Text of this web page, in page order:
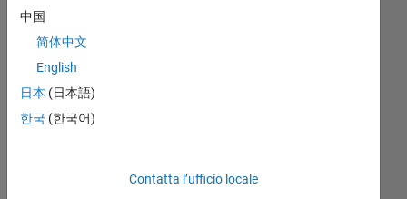
Thankful Level 2
15 Feb 2022
中国
简体中文
English
日本 (日本語)
한국 (한국어)
Contatta l’ufficio locale